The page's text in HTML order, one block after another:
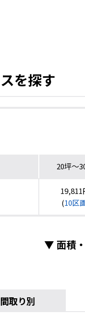
を探す
20坪〜
19,811
(10区
▼ 面積
間取り別